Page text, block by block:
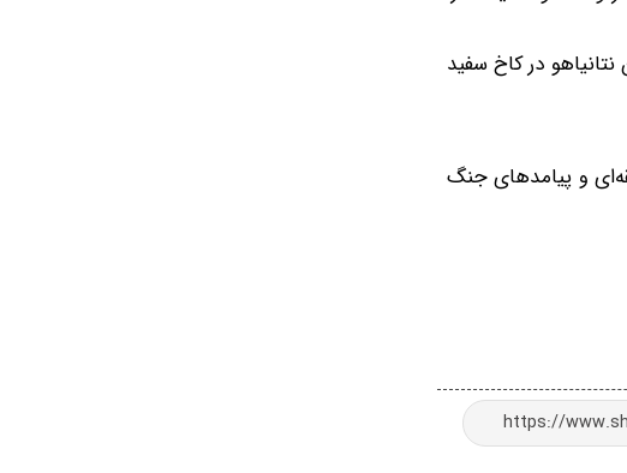
در کاخ سفید
و پیامدهای جنگ